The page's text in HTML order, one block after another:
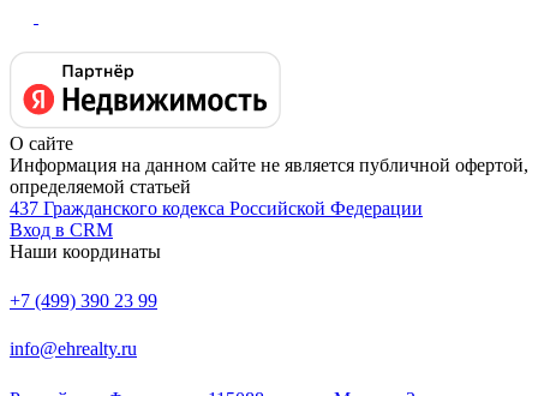
О сайте
Информация на данном сайте не является публичной офертой,
определяемой статьей
437 Гражданского кодекса Российской Федерации
Вход в CRM
Наши координаты
+7 (499) 390 23 99
info@ehrealty.ru